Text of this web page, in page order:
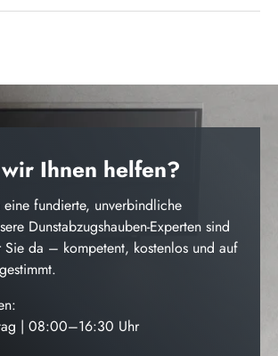
Ihnen helfen?
eine fundierte, unverbindliche
Dunstabzugshauben-Experten sind
Sie da – kompetent, kostenlos und auf
| 08:00–16:30 Uhr